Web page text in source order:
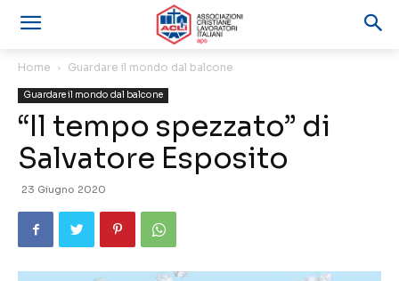
Home Guardare il mondo dal balcone
Guardare il mondo dal balcone
“Il tempo spezzato” di
Salvatore Esposito
23 Giugno 2020